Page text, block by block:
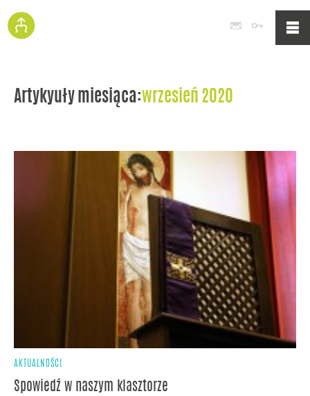
Poczta
Artykyuły miesiąca:wrzesień 2020
AKTUALNOŚCI
Spowiedź w naszym klasztorze